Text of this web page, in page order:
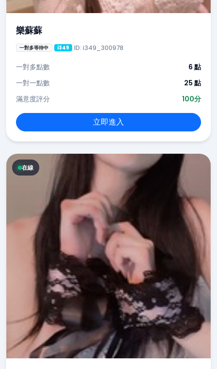
樂蘇蘇
一對多等待中 i349 ID: i349_300978
一對多點數
6 點
一對一點數
25 點
滿意度評分
100分
立即進入
在線